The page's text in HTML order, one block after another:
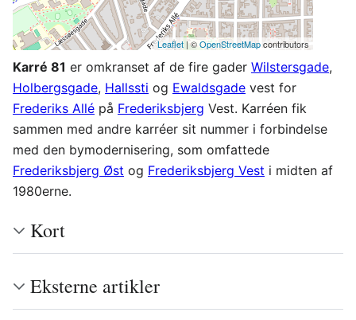
Leaflet | ©OpenStreetMapcontributors
Karré 81 er omkranset af de fire gader Wilstersgade,
Holbergsgade, Hallssti og Ewaldsgade vest for
Frederiks Allé på Frederiksbjerg Vest. Karréen fik
sammen med andre karréer sit nummer i forbindelse
med den bymodernisering, som omfattede
Frederiksbjerg Øst og Frederiksbjerg Vest i midten af
1980erne.
Kort
Eksterne artikler